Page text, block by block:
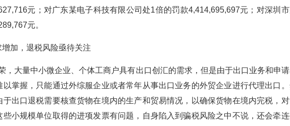
元；对广东某电子科技有限公司处1倍的罚款4,414,695,697元；对深圳
元。
增加，退税风险亟待关注
大量中小微企业、个体工商户具有出口创汇的需求，但是由于出口业务和申请
掌握，只能通过外综服企业或者常年从事出口业务的外贸企业进行代理出口
出口退税需要核查货物在境内的生产和贸易情况，以确保货物在境内完税，
小规模单位取得的进项发票有问题，自身陷入到骗税风险之中不说，还会牵连